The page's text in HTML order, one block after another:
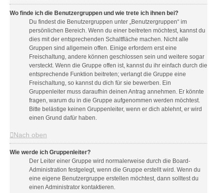
Wo finde ich die Benutzergruppen und wie trete ich ihnen bei?
Du findest die Benutzergruppen unter „Benutzergruppen“ im
persönlichen Bereich. Wenn du einer beitreten möchtest, kannst du
dies mit der entsprechenden Schaltfläche machen. Nicht alle
Gruppen sind allgemein offen. Einige erfordern erst eine
Freischaltung, andere können geschlossen sein und weitere sogar
versteckt. Wenn die Gruppe offen ist, kannst du ihr einfach durch die
entsprechende Funktion beitreten; verlangt die Gruppe eine
Freischaltung, so kannst du dich für sie bewerben. Ein
Gruppenleiter muss daraufhin deinen Antrag annehmen. Er könnte
fragen, warum du in die Gruppe aufgenommen werden möchtest.
Bitte belästige keinen Gruppenleiter, wenn er dich ablehnt, er wird
einen Grund dafür haben.
Nach oben
Wie werde ich Gruppenleiter?
Der Leiter einer Gruppe wird normalerweise durch die Board-
Administration festgelegt, wenn die Gruppe erstellt wird. Wenn du
eine eigene Benutzergruppe erstellen möchtest, dann solltest du
einen Administrator kontaktieren.